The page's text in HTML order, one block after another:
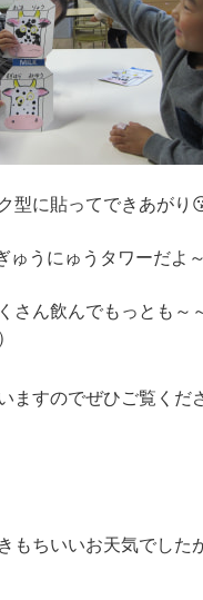
型に貼ってできあがり
ゅうにゅうタワーだよ～
さん飲んでもっとも～
ますのでぜひご覧くだ
もちいいお天気でした